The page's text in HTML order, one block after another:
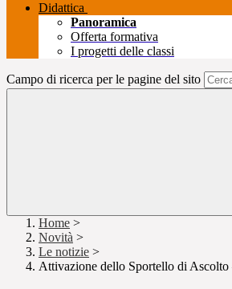
Didattica
Panoramica
Offerta formativa
I progetti delle classi
Campo di ricerca per le pagine del sito
Home >
Novità >
Le notizie >
Attivazione dello Sportello di Ascolto